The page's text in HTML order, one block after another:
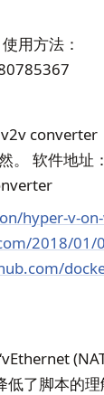
使用方法：
converter
。 软件地址：
hyper-v-
2018/01/
了脚本的理